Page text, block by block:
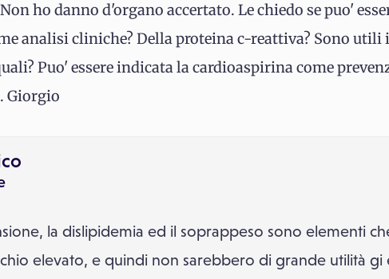
ho danno d'organo accertato. Le chiedo se puo'
analisi cliniche? Della proteina c-reattiva? Sono
Puo' essere indicata la cardioaspirina come
Giorgio
la dislipidemia ed il soprappeso sono elementi
elevato, e quindi non sarebbero di grande utilità gi